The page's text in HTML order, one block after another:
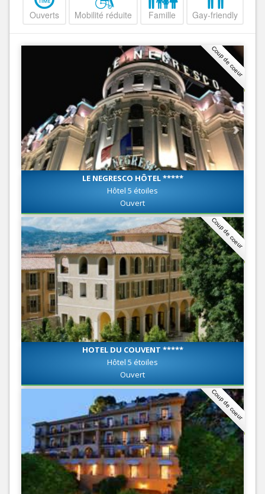
Ouverts Mobilité réduite Famille Gay-friendly
Coup de coeur
LE NEGRESCO HÔTEL *****
Hôtel 5 étoiles
Ouvert
Coup de coeur
HOTEL DU COUVENT *****
Hôtel 5 étoiles
Ouvert
Coup de coeur